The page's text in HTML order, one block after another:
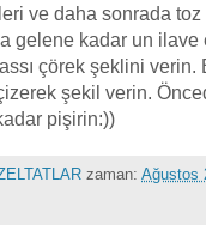
ve daha sonrada
gelene kadar un
çörek şeklini verin.
şekil verin.
pişirin:))
zaman: Ağustos